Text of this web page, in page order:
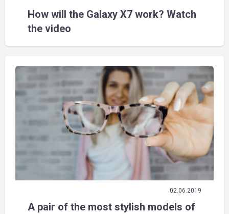
How will the Galaxy X7 work? Watch
the video
02.06.2019
A pair of the most stylish models of